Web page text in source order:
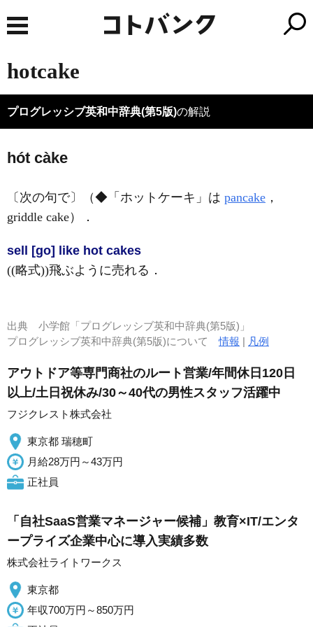
hotcake
プログレッシブ英和中辞典(第5版)の解説
hót càke
〔次の句で〕（◆「ホットケーキ」は pancake ，
griddle cake）
．
sell [go] like hot cakes
((略式))飛ぶように売れる ．
出典 小学館「プログレッシブ英和中辞典(第5版)」
プログレッシブ英和中辞典(第5版)について情報 | 凡例
アウトドア等専門商社のルート営業/年間休日120日
以上/土日祝休み/30～40代の男性スタッフ活躍中
フジクレスト株式会社
東京都 瑞穂町
月給28万円～43万円
正社員
「自社SaaS営業マネージャー候補」教育×IT/エンタ
ープライズ企業中心に導入実績多数
株式会社ライトワークス
東京都
年収700万円～850万円